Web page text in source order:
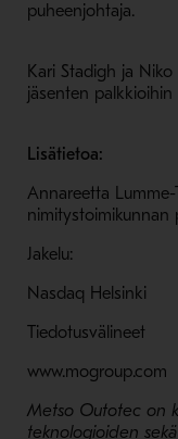
puheenjohtaja.
Kari Stadigh ja
jäsenten
Lisätietoa:
Annareetta
nimitystoimikunnan
Jakelu:
Nasdaq Helsinki
Tiedotusvälineet
www.mogroup.com
Metso Outotec on
teknologioiden